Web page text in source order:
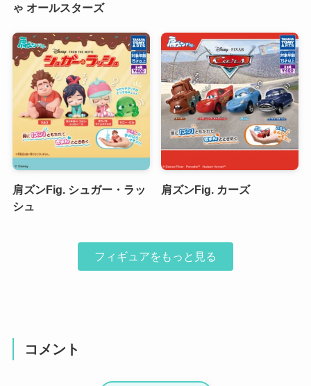
ゃ オールスターズ
肩ズンFig. シュガー・ラッ
シュ
肩ズンFig. カーズ
フィギュアをもっと見る
コメント